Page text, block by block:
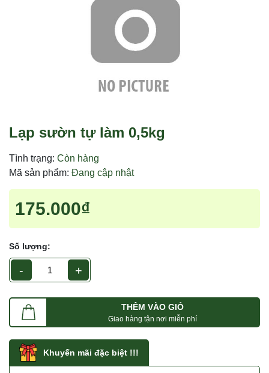
Lạp sườn tự làm 0,5kg
Tình trạng: Còn hàng
Mã sản phẩm: Đang cập nhật
175.000₫
Số lượng:
- +
THÊM VÀO GIỎ
Giao hàng tận nơi miễn phí
Khuyến mãi đặc biệt !!!